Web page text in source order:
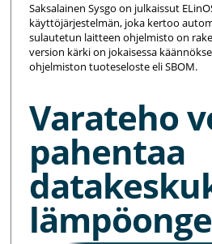
Saksalainen Sysgo on julkaissut
käyttöjärjestelmän, joka kertoo
sulautetun laitteen ohjelmisto on
version kärki on jokaisessa
ohjelmiston tuoteseloste eli SBOM.
Varateho
pahentaa